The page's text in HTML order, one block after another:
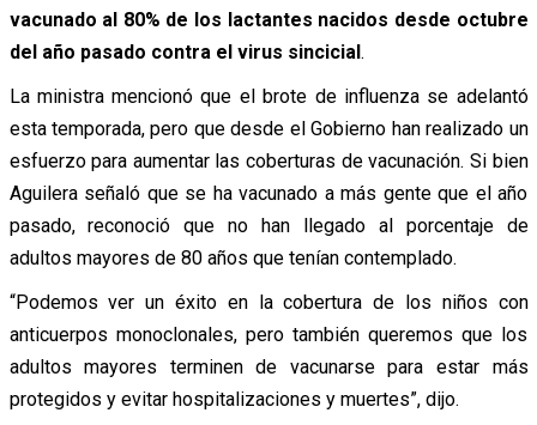
vacunado al 80% de los lactantes nacidos desde octubre
del año pasado contra el virus sincicial.
La ministra mencionó que el brote de influenza se adelantó
esta temporada, pero que desde el Gobierno han realizado un
esfuerzo para aumentar las coberturas de vacunación. Si bien
Aguilera señaló que se ha vacunado a más gente que el año
pasado, reconoció que no han llegado al porcentaje de
adultos mayores de 80 años que tenían contemplado.
“Podemos ver un éxito en la cobertura de los niños con
anticuerpos monoclonales, pero también queremos que los
adultos mayores terminen de vacunarse para estar más
protegidos y evitar hospitalizaciones y muertes”, dijo.